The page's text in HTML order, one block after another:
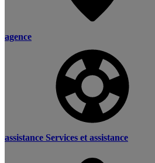
agence
assistance Services et assistance